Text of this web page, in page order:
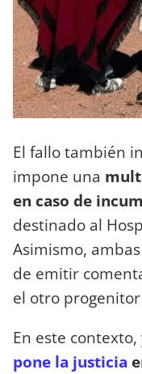
El fallo también
impone una
en caso de
destinado al
Asimismo,
de emitir
el otro
En este
pone la justicia